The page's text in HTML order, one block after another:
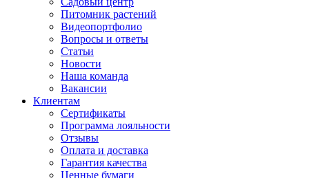
Питомник растений
Видеопортфолио
Вопросы и ответы
Статьи
Новости
Наша команда
Вакансии
Клиентам
Сертификаты
Программа лояльности
Отзывы
Оплата и доставка
Гарантия качества
Ценные бумаги